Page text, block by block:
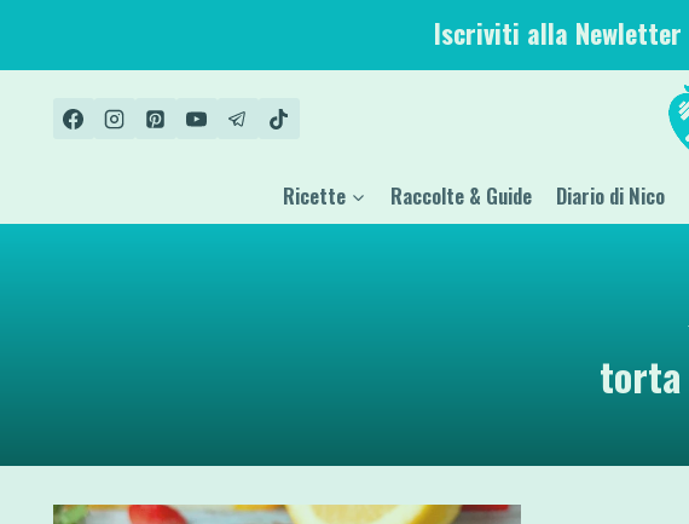
contenuto
Iscriviti alla Newletter
Ricette Raccolte & Guide Diario di Nico
torta